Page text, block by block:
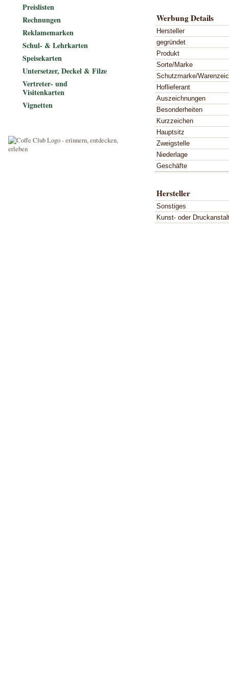
Werbung Details
Hersteller
gegründet
Produkt
Sorte/Marke
Schutzmarke/
Hoflieferant
Auszeichnungen
Besonderheiten
Kurzzeichen
Hauptsitz
Zweigstelle
Niederlage
Geschäfte
Hersteller
Sonstiges
Kunst- oder
Preislisten
Rechnungen
Reklamemarken
Schul- & Lehrkarten
Speisekarten
Untersetzer, Deckel & Filze
Vertreter- und
Visitenkarten
Vignetten